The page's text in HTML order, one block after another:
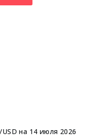
на 14 июля 2026